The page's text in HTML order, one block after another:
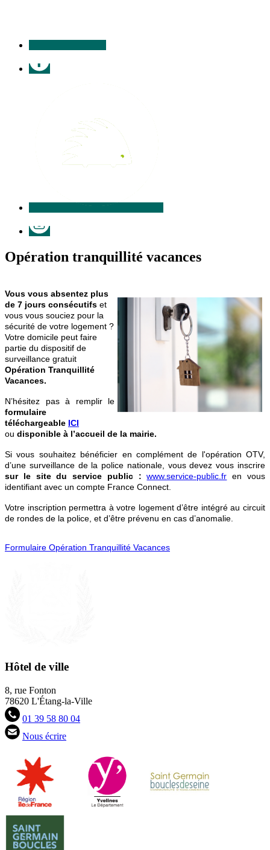
Opération tranquillité vacances
Vous vous absentez plus
de 7 jours consécutifs et
vous vous souciez pour la
sécurité de votre logement ?
Votre domicile peut faire
partie du dispositif de
surveillance gratuit
Opération Tranquillité
Vacances.
N’hésitez pas à remplir le
formulaire
téléchargeable ICI
ou disponible à l’accueil de la mairie.
Si vous souhaitez bénéficier en complément de l'opération OTV,
d’une surveillance de la police nationale, vous devez vous inscrire
sur le site du service public :www.service-public.fr en vous
identifiant avec un compte France Connect.
Votre inscription permettra à votre logement d’être intégré au circuit
de rondes de la police, et d’être prévenu en cas d’anomalie.
Formulaire Opération Tranquillité Vacances
Hôtel de ville
8, rue Fonton
78620 L'Étang-la-Ville
01 39 58 80 04
Nous écrire